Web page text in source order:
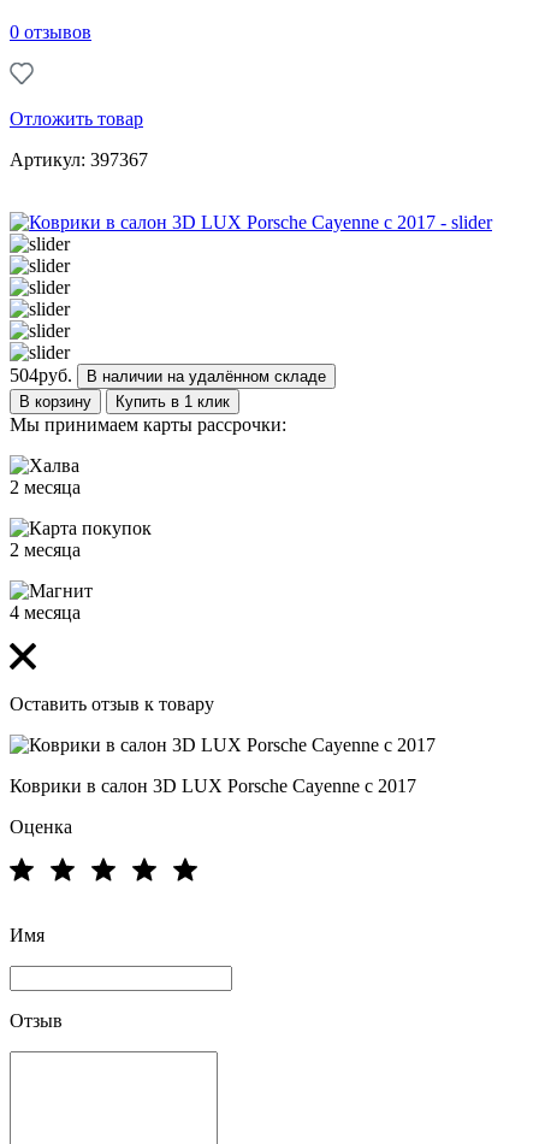
0 отзывов
Отложить товар
Артикул: 397367
504руб.
В наличии на удалённом складе
В корзину
Купить в 1 клик
Мы принимаем карты рассрочки:
2 месяца
2 месяца
4 месяца
Оставить отзыв к товару
Коврики в салон 3D LUX Porsche Cayenne c 2017
Оценка
Имя
Отзыв